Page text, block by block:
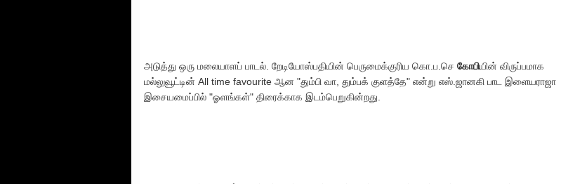
அடுத்து ஒரு மலையாளப் பாடல். றேடியோஸ்பதியின் பெருமைக்குரிய கொ.ப.செ கோபியின் விருப்பமாக
மல்லுவூட்டின் All time favourite ஆன "தும்பி வா, தும்பக் குளத்தே" என்று எஸ்.ஜானகி பாட இளையராஜா
இசையமைப்பில் "ஓளங்கள்" திரைக்காக இடம்பெறுகின்றது.